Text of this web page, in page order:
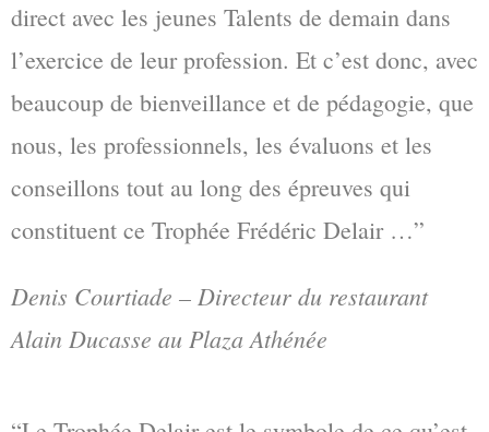
direct avec les jeunes Talents de demain dans
l’exercice de leur profession. Et c’est donc, avec
beaucoup de bienveillance et de pédagogie, que
nous, les professionnels, les évaluons et les
conseillons tout au long des épreuves qui
constituent ce Trophée Frédéric Delair …”
Denis Courtiade – Directeur du restaurant
Alain Ducasse au Plaza Athénée